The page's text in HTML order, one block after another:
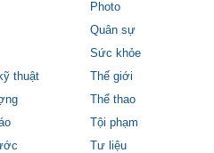
Photo
Quân sự
Sức khỏe
thuật
Thế giới
Thể thao
Tội phạm
Tư liệu